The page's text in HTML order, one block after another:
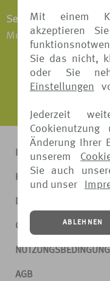
Mit einem
akzeptieren
Sie das nicht,
oder Sie
Einstellungen
Jederzeit
Änderung Ihrer
unserem
Sie auch
und unser
ABLEHNEN
Servicezeiten:
Montag - Freitag:
IMPRESSUM
KONTAKT
DATENSCHUTZ
COOKIE-HINWEIS
AGB